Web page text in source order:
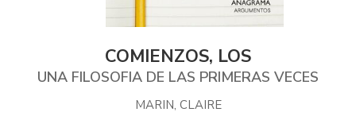
COMIENZOS, LOS
UNA FILOSOFIA DE LAS PRIMERAS VECES
MARIN, CLAIRE